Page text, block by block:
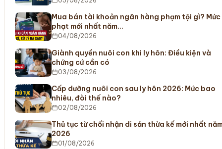
Mua bán tài khoản ngân hàng phạm tội gì? Mức
phạt mới nhất năm…
04/08/2026
Giành quyền nuôi con khi ly hôn: Điều kiện và
chứng cứ cần có
03/08/2026
Cấp dưỡng nuôi con sau ly hôn 2026: Mức bao
nhiêu, đòi thế nào?
02/08/2026
Thủ tục từ chối nhận di sản thừa kế mới nhất
2026
01/08/2026